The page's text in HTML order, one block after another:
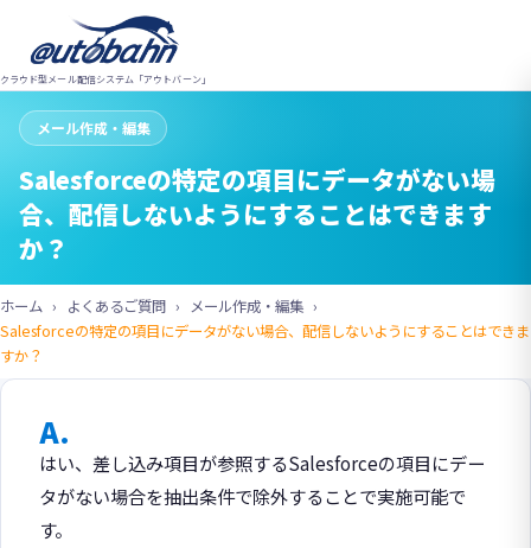
クラウド型メール配信システム「アウトバーン」
メール作成・編集
Salesforceの特定の項目にデータがない場
合、配信しないようにすることはできます
か？
ホーム よくあるご質問
メール作成・編集
Salesforceの特定の項目にデータがない場合、配信しないようにすることはできま
すか？
A.
はい、差し込み項目が参照するSalesforceの項目にデー
タがない場合を抽出条件で除外することで実施可能で
す。